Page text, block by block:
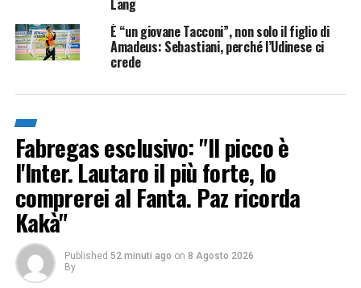
Lang
È “un giovane Tacconi”, non solo il figlio di
Amadeus: Sebastiani, perché l’Udinese ci
crede
Fabregas esclusivo: "Il picco è
l'Inter. Lautaro il più forte, lo
comprerei al Fanta. Paz ricorda
Kakà"
Published 52 minuti ago on 8 Agosto 2026
By